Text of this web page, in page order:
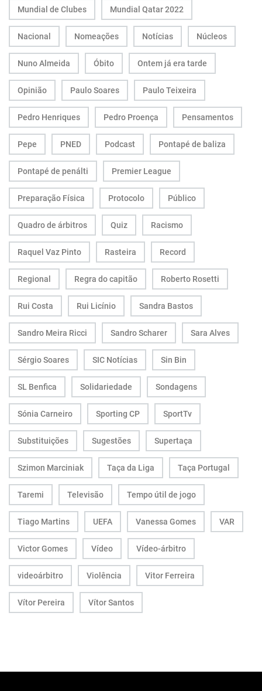
Mundial de Clubes Mundial Qatar 2022
Nacional Nomeações Notícias Núcleos
Nuno Almeida Óbito Ontem já era tarde
Opinião Paulo Soares Paulo Teixeira
Pedro Henriques Pedro Proença Pensamentos
Pepe PNED Podcast Pontapé de baliza
Pontapé de penálti Premier League
Preparação Física Protocolo Público
Quadro de árbitros Quiz Racismo
Raquel Vaz Pinto Rasteira Record
Regional Regra do capitão Roberto Rosetti
Rui Costa Rui Licínio Sandra Bastos
Sandro Meira Ricci Sandro Scharer Sara Alves
Sérgio Soares SIC Notícias Sin Bin
SL Benfica Solidariedade Sondagens
Sónia Carneiro Sporting CP SportTv
Substituições Sugestões Supertaça
Szimon Marciniak Taça da Liga Taça Portugal
Taremi Televisão Tempo útil de jogo
Tiago Martins UEFA Vanessa Gomes VAR
Victor Gomes Vídeo Vídeo-árbitro
videoárbitro Violência Vitor Ferreira
Vítor Pereira Vítor Santos